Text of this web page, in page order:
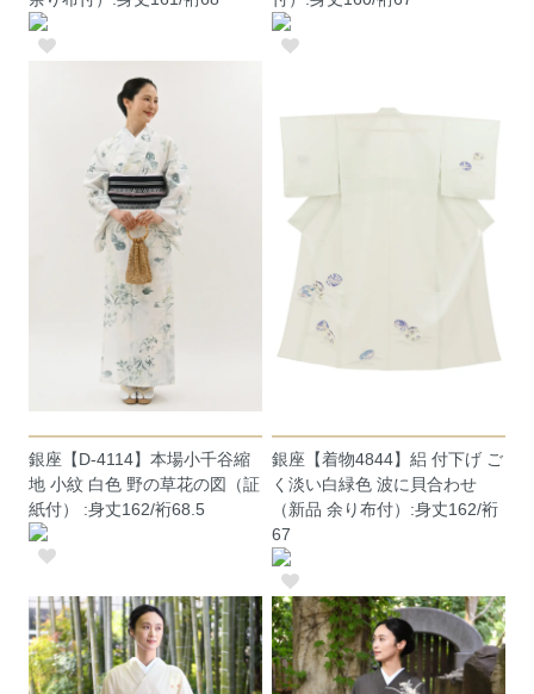
銀座【D-4114】本場小千谷縮
地 小紋 白色 野の草花の図（証
紙付） :身丈162/裄68.5
銀座【着物4844】絽 付下げ ご
く淡い白緑色 波に貝合わせ
（新品 余り布付）:身丈162/裄
67